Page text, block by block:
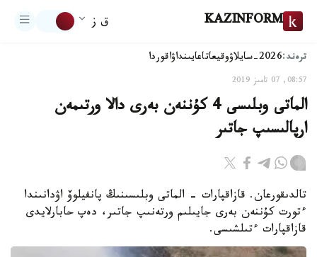
KAZINFORM ق ز
ترەند:2026-سايلاۋ وقيعاتاعايىنداۋاقوردا
08:57, 07 تامىز 2019
الماتى وبلىسى 4 كۇننەن بەرى دالا ورتىمەن
ارپالىسىپ جاتىر
تالدىقورعان. قازاقپارات - الماتى وبلىسىنىڭ پانفيلوۆ اۋدانىندا
ءتورت كۇننەن بەرى جايىلىم ورتەنىپ جاتىر، دەپ حابارلايدى
قازاقپارات ءتىلشىسى.